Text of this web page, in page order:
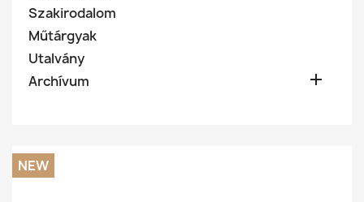
Szakirodalom
Műtárgyak
Utalvány
Archívum

NEW